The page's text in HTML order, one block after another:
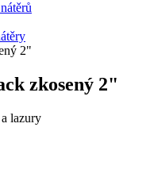
2"
zkosený 2"
lazury